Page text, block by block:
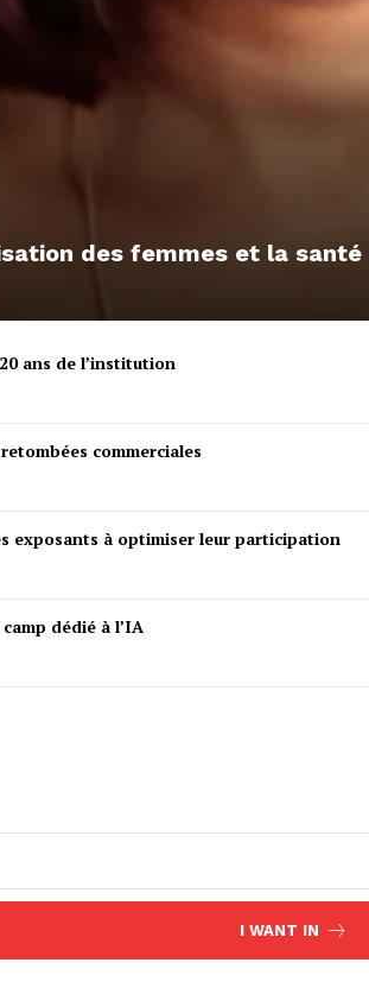
des femmes et la
ans de l’institution
commerciales
exposants à optimiser leur participation
dédié à l’IA
I WANT IN